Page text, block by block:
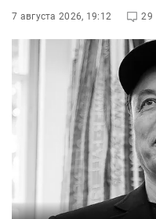
7 августа 2026, 19:12 29